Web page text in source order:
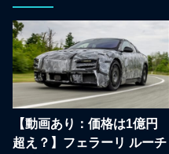
【動画あり：価格は1億円
超え？】フェラーリ ルーチ